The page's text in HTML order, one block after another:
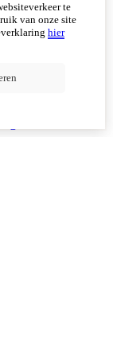
te
van onze site
hier